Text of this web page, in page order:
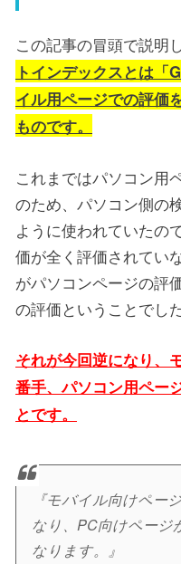
この記事の冒頭で説明
トインデックスとは「
イル用ページでの評価
ものです。
これまではパソコン用
のため、パソコン側の
ように使われていたの
価が全く評価されてい
がパソコンページの評
の評価ということでした
それが今回逆になり、
番手、パソコン用ペー
とです。
『モバイル向けペー
なり、PC向けページ
なります。』